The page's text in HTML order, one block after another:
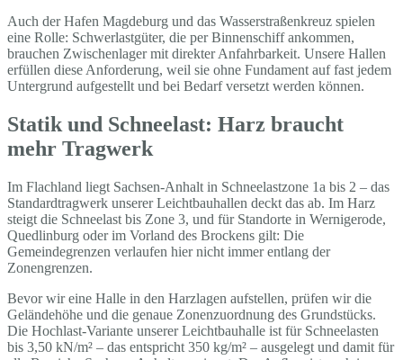
Auch der Hafen Magdeburg und das Wasserstraßenkreuz spielen
eine Rolle: Schwerlastgüter, die per Binnenschiff ankommen,
brauchen Zwischenlager mit direkter Anfahrbarkeit. Unsere Hallen
erfüllen diese Anforderung, weil sie ohne Fundament auf fast jedem
Untergrund aufgestellt und bei Bedarf versetzt werden können.
Statik und Schneelast: Harz braucht
mehr Tragwerk
Im Flachland liegt Sachsen-Anhalt in Schneelastzone 1a bis 2 – das
Standardtragwerk unserer Leichtbauhallen deckt das ab. Im Harz
steigt die Schneelast bis Zone 3, und für Standorte in Wernigerode,
Quedlinburg oder im Vorland des Brockens gilt: Die
Gemeindegrenzen verlaufen hier nicht immer entlang der
Zonengrenzen.
Bevor wir eine Halle in den Harzlagen aufstellen, prüfen wir die
Geländehöhe und die genaue Zonenzuordnung des Grundstücks.
Die Hochlast-Variante unserer Leichtbauhalle ist für Schneelasten
bis 3,50 kN/m² – das entspricht 350 kg/m² – ausgelegt und damit für